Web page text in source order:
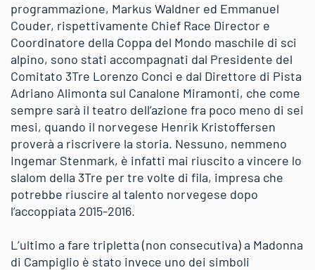
programmazione, Markus Waldner ed Emmanuel
Couder, rispettivamente Chief Race Director e
Coordinatore della Coppa del Mondo maschile di sci
alpino, sono stati accompagnati dal Presidente del
Comitato 3Tre Lorenzo Conci e dal Direttore di Pista
Adriano Alimonta sul Canalone Miramonti, che come
sempre sarà il teatro dell’azione fra poco meno di sei
mesi, quando il norvegese Henrik Kristoffersen
proverà a riscrivere la storia. Nessuno, nemmeno
Ingemar Stenmark, è infatti mai riuscito a vincere lo
slalom della 3Tre per tre volte di fila, impresa che
potrebbe riuscire al talento norvegese dopo
l’accoppiata 2015-2016.
L’ultimo a fare tripletta (non consecutiva) a Madonna
di Campiglio è stato invece uno dei simboli